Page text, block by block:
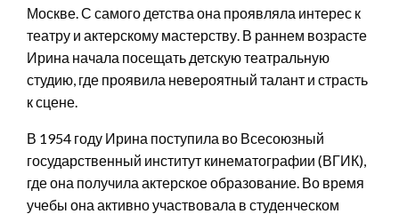
Москве. С самого детства она проявляла интерес к
театру и актерскому мастерству. В раннем возрасте
Ирина начала посещать детскую театральную
студию, где проявила невероятный талант и страсть
к сцене.
В 1954 году Ирина поступила во Всесоюзный
государственный институт кинематографии (ВГИК),
где она получила актерское образование. Во время
учебы она активно участвовала в студенческом